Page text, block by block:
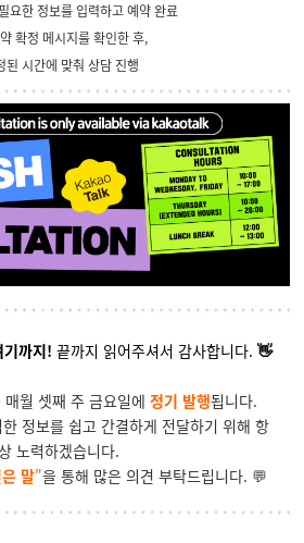
요한 정보를 입력하고 예약 완료
확정 메시지를 확인한 후,
된 시간에 맞춰 상담 진행
기까지! 끝까지 읽어주셔서 감사합니다. 👋
매월 셋째 주 금요일에 정기 발행됩니다.
정보를 쉽고 간결하게 전달하기 위해 항
노력하겠습니다.
말"을 통해 많은 의견 부탁드립니다. 💬